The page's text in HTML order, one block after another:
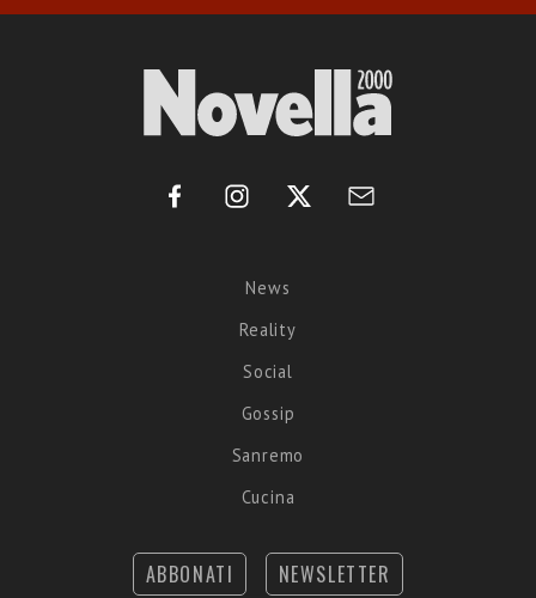
News
Reality
Social
Gossip
Sanremo
Cucina
ABBONATI NEWSLETTER